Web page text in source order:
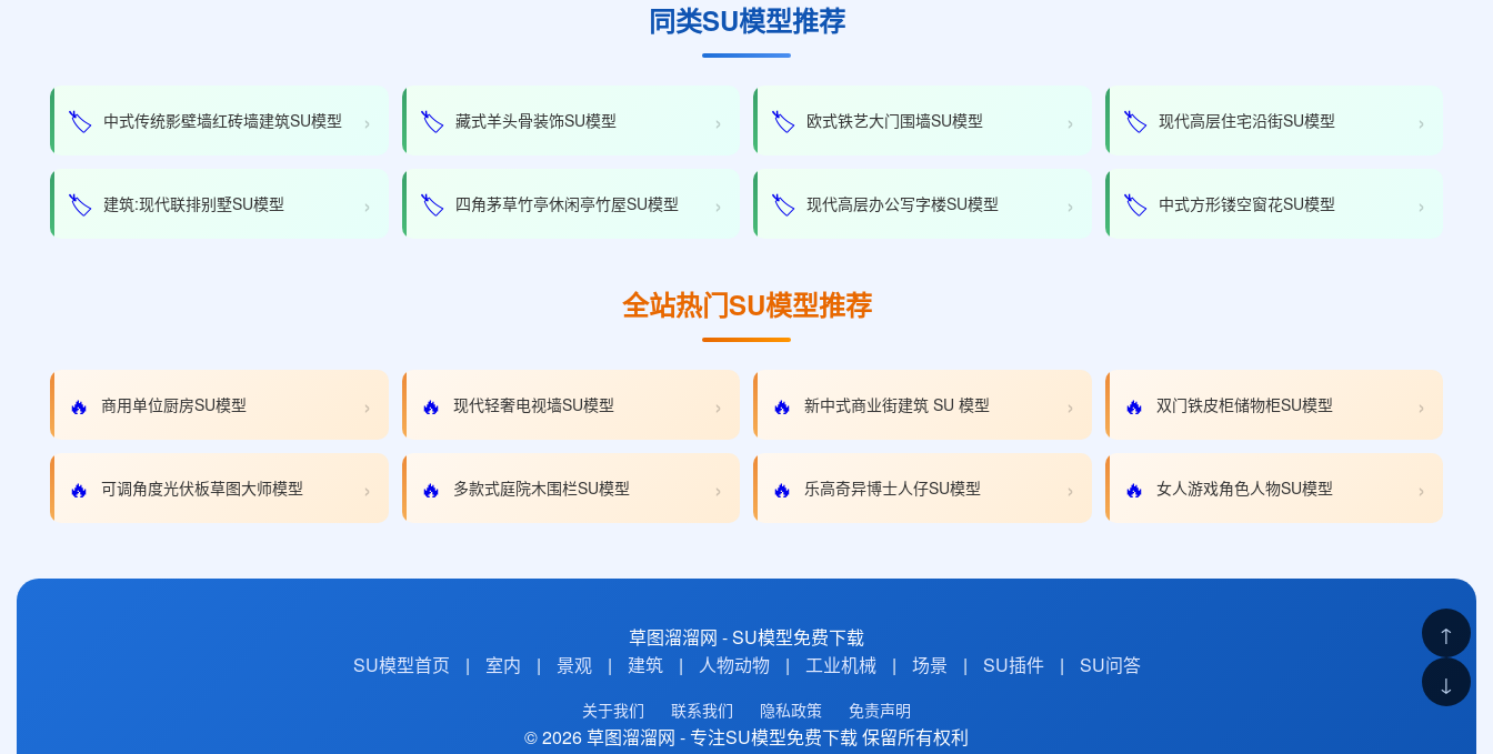
同类SU模型推荐
🏷️ 中式传统影壁墙红砖墙建筑SU模型 › 🏷️ 藏式羊头骨装饰SU模型 › 🏷️ 欧式铁艺大门围墙SU模型 › 🏷️ 现代高层住宅沿街SU模型 ›
🏷️ 建筑:现代联排别墅SU模型 › 🏷️ 四角茅草竹亭休闲亭竹屋SU模型 › 🏷️ 现代高层办公写字楼SU模型 › 🏷️ 中式方形镂空窗花SU模型 ›
全站热门SU模型推荐
🔥 商用单位厨房SU模型 › 🔥 现代轻奢电视墙SU模型 › 🔥 新中式商业街建筑 SU 模型 › 🔥 双门铁皮柜储物柜SU模型 ›
🔥 可调角度光伏板草图大师模型 › 🔥 多款式庭院木围栏SU模型 › 🔥 乐高奇异博士人仔SU模型 › 🔥 女人游戏角色人物SU模型 ›
草图溜溜网 - SU模型免费下载
SU模型首页
| 室内 | 景观 | 建筑 | 人物动物 | 工业机械 | 场景 | SU插件 | SU问答
关于我们 联系我们 隐私政策 免责声明
© 2026 草图溜溜网 - 专注SU模型免费下载 保留所有权利
↑
↓